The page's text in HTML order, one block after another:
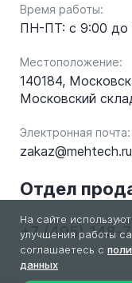
Время работы:
ПН-ПТ: с 9:00 до
Местоположение:
140184,
Московский
Электронная почта:
zakaz@mehtech.ru
Отдел
+7 (495) 148-
На сайте
улучшения работы
соглашаетесь с
данных